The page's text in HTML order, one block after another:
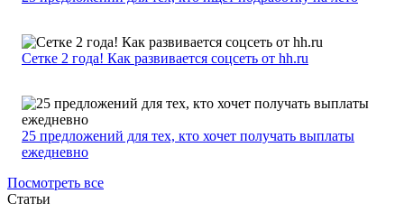
Сетке 2 года! Как развивается соцсеть от hh.ru
25 предложений для тех, кто хочет получать выплаты
ежедневно
Посмотреть все
Статьи